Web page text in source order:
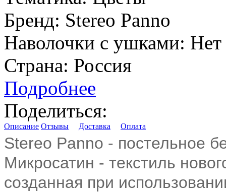
Бренд: Stereo Panno
Наволочки с ушками: Нет
Страна: Россия
Подробнее
Поделиться:
Описание Отзывы Доставка Оплата
Stereo Panno - постельное
Микросатин - текстиль
созданная при